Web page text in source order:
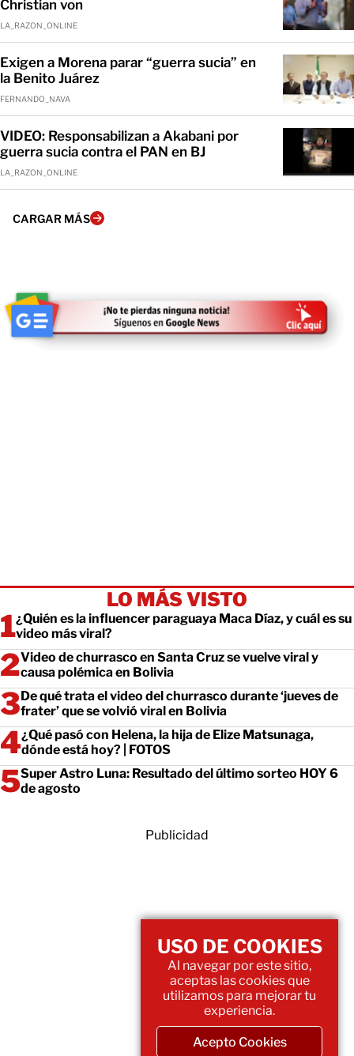
Christian von
LA_RAZON_ONLINE
Exigen a Morena parar “guerra sucia” en
la Benito Juárez
FERNANDO_NAVA
VIDEO: Responsabilizan a Akabani por
guerra sucia contra el PAN en BJ
LA_RAZON_ONLINE
CARGAR MÁS
LO MÁS VISTO
¿Quién es la influencer paraguaya Maca Díaz, y cuál es su
video más viral?
Video de churrasco en Santa Cruz se vuelve viral y
causa polémica en Bolivia
De qué trata el video del churrasco durante ‘jueves de
frater’ que se volvió viral en Bolivia
¿Qué pasó con Helena, la hija de Elize Matsunaga,
dónde está hoy? | FOTOS
Super Astro Luna: Resultado del último sorteo HOY 6
de agosto
Publicidad
USO DE COOKIES
Al navegar por este sitio,
aceptas las cookies que
utilizamos para mejorar tu
experiencia.
Acepto Cookies